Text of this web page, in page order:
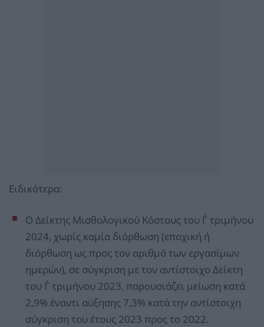
Ειδικότερα:
Ο Δείκτης Μισθολογικού Κόστους του Γ΄ τριμήνου
2024, χωρίς καμία διόρθωση (εποχική ή
διόρθωση ως προς τον αριθμό των εργασίμων
ημερών), σε σύγκριση με τον αντίστοιχο Δείκτη
του Γ΄ τριμήνου 2023, παρουσιάζει μείωση κατά
2,9% έναντι αύξησης 7,3% κατά την αντίστοιχη
σύγκριση του έτους 2023 προς το 2022.